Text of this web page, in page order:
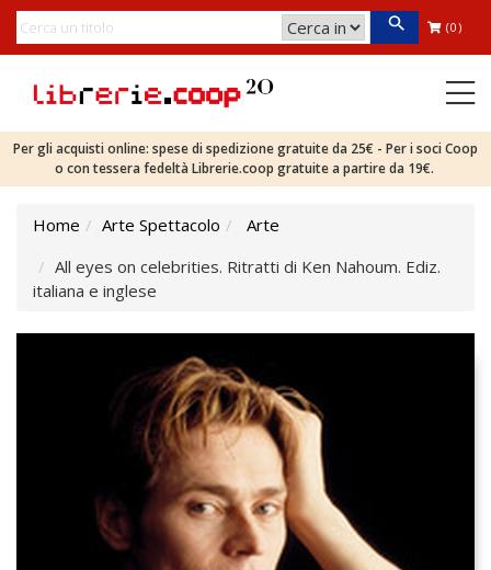
(0)
Per gli acquisti online: spese di spedizione gratuite da 25€ - Per i soci Coop
o con tessera fedeltà Librerie.coop gratuite a partire da 19€.
Home Arte Spettacolo
Arte
All eyes on celebrities. Ritratti di Ken Nahoum. Ediz.
italiana e inglese